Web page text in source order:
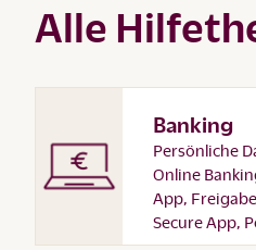
Alle
Banking
Persönliche
Online
App,
Secure App,